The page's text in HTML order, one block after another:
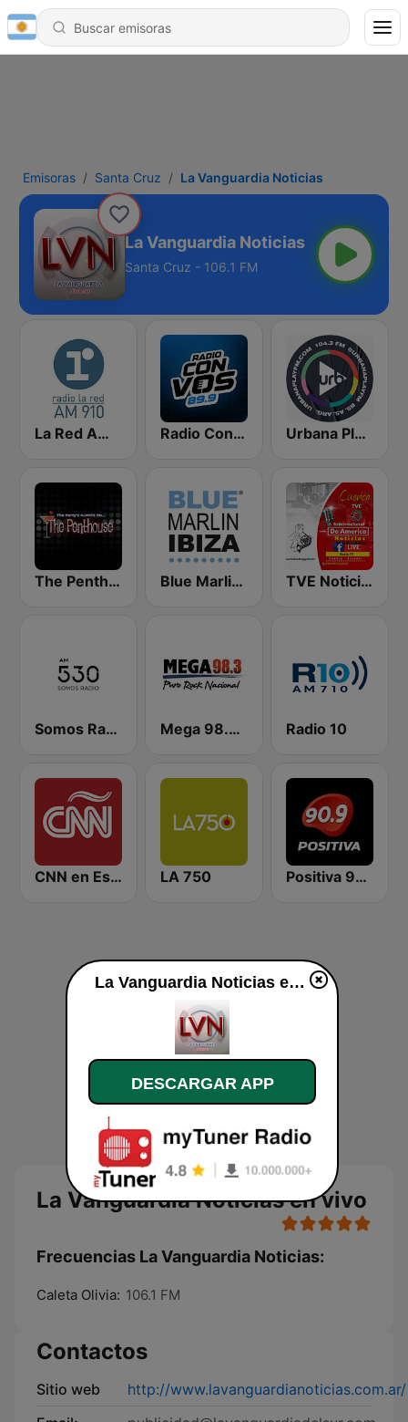
Emisoras Santa Cruz La Vanguardia Noticias
La Vanguardia Noticias
Santa Cruz - 106.1 FM
La Red AM 910 Radio Con Vos 89.9 Urbana Play 104.3 FM
The Penthouse Blue Marlin Ibiza Radio TVE Noticias
Somos Radio AM 530 Mega 98.3 FM Radio 10
CNN en Español LA 750 Positiva 90.9 - Radio Mitre Corrientes
La Vanguardia Noticias en vivo
Frecuencias La Vanguardia Noticias:
Caleta Olivia: 106.1 FM
Contactos
Sitio web
http://www.lavanguardianoticias.com.ar/
La Vanguardia Noticias en vivo
DESCARGAR APP